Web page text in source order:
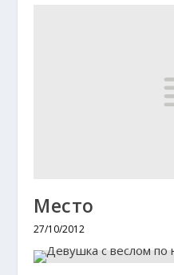
Место
27/10/2012